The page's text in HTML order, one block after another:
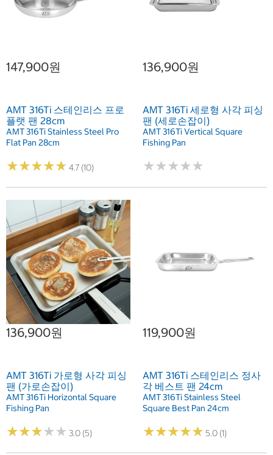
147,900원
AMT 316Ti 스테인리스 프로
플랫 팬 28cm
AMT 316Ti Stainless Steel Pro
Flat Pan 28cm
★★★★★
★★★★★ 4.7 (10)
136,900원
AMT 316Ti 세로형 사각 피싱
팬 (세로손잡이)
AMT 316Ti Vertical Square
Fishing Pan
★★★★★
★★★★★
136,900원
AMT 316Ti 가로형 사각 피싱
팬 (가로손잡이)
AMT 316Ti Horizontal Square
Fishing Pan
★★★★★
★★★★★ 3.0 (5)
119,900원
AMT 316Ti 스테인리스 정사
각 베스트 팬 24cm
AMT 316Ti Stainless Steel
Square Best Pan 24cm
★★★★★
★★★★★ 5.0 (1)